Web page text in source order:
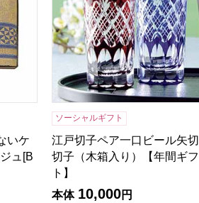
いケ
ュ[B
ソーシャルギフト
江戸切子ペア一口ビール矢切
切子（木箱入り）【年間ギフ
ト】
本体 10,000円
い金額を入力してください。